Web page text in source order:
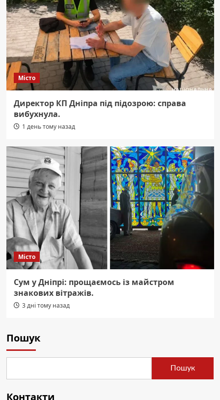
Місто
Директор КП Дніпра під підозрою: справа
вибухнула.
1 день тому назад
Місто
Сум у Дніпрі: прощаємось із майстром
знакових вітражів.
3 дні тому назад
Пошук
Пошук
Контакти